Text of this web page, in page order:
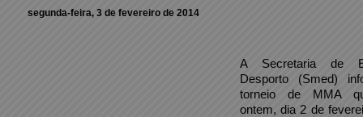
segunda-feira, 3 de fevereiro de 2014
A Secretaria de
Desporto (Smed)
torneio de MMA
ontem, dia 2 de